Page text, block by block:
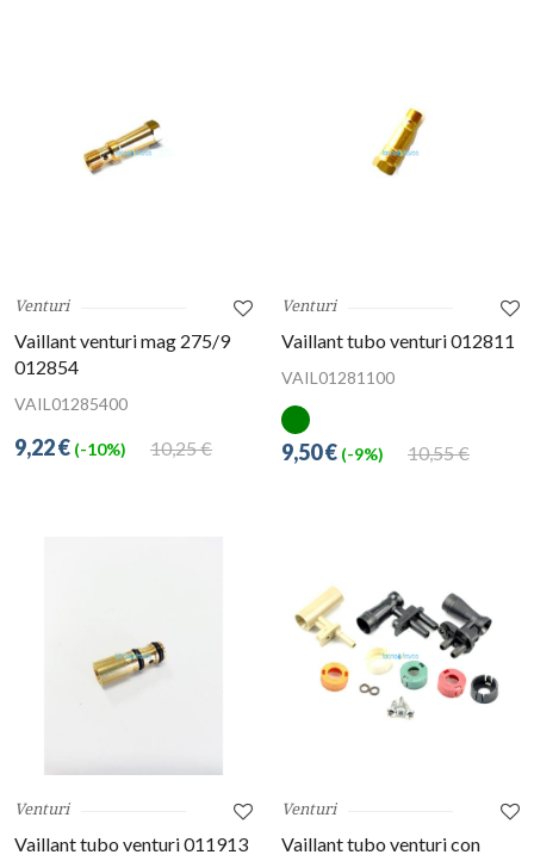
Venturi
Vaillant venturi mag 275/9
012854
VAIL01285400
10,25 €
9,22 € (-10%)
Venturi
Vaillant tubo venturi 012811
VAIL01281100
10,55 €
9,50 € (-9%)
Venturi
Vaillant tubo venturi 011913
Venturi
Vaillant tubo venturi con